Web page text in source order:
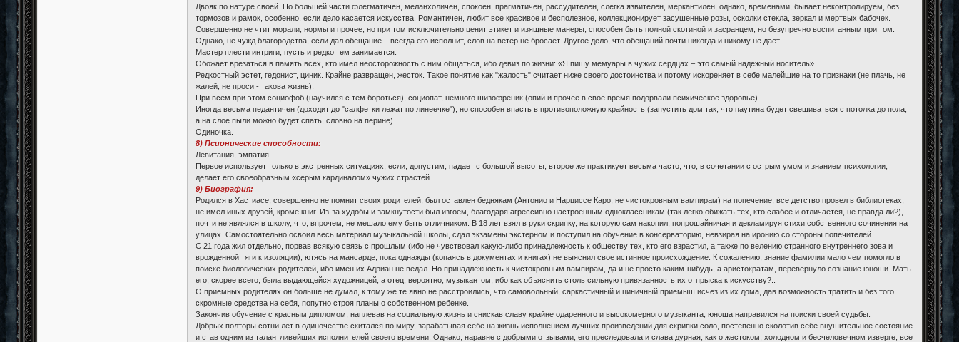
Двояк по натуре своей. По большей части флегматичен, меланхоличен, спокоен, прагматичен, рассудителен, слегка язвителен, меркантилен, однако, временами, бывает неконтролируем, без
тормозов и рамок, особенно, если дело касается искусства. Романтичен, любит все красивое и бесполезное, коллекционирует засушенные розы, осколки стекла, зеркал и мертвых бабочек.
Совершенно не чтит морали, нормы и прочее, но при том исключительно ценит этикет и изящные манеры, способен быть полной скотиной и засранцем, но безупречно воспитанным при том.
Однако, не чужд благородства, если дал обещание – всегда его исполнит, слов на ветер не бросает. Другое дело, что обещаний почти никогда и никому не дает…
Мастер плести интриги, пусть и редко тем занимается.
Обожает врезаться в память всех, кто имел неосторожность с ним общаться, ибо девиз по жизни: «Я пишу мемуары в чужих сердцах – это самый надежный носитель».
Редкостный эстет, гедонист, циник. Крайне развращен, жесток. Такое понятие как "жалость" считает ниже своего достоинства и потому искореняет в себе малейшие на то признаки (не плачь, не
жалей, не проси - такова жизнь).
При всем при этом социофоб (научился с тем бороться), социопат, немного шизофреник (опий и прочее в свое время подорвали психическое здоровье).
Иногда весьма педантичен (доходит до "салфетки лежат по линеечке"), но способен впасть в противоположную крайность (запустить дом так, что паутина будет свешиваться с потолка до пола,
а на слое пыли можно будет спать, словно на перине).
Одиночка.
8) Псионические способности:
Левитация, эмпатия.
Первое использует только в экстренных ситуациях, если, допустим, падает с большой высоты, второе же практикует весьма часто, что, в сочетании с острым умом и знанием психологии,
делает его своеобразным «серым кардиналом» чужих страстей.
9) Биография:
Родился в Хастиасе, совершенно не помнит своих родителей, был оставлен беднякам (Антонио и Нарциссе Каро, не чистокровным вампирам) на попечение, все детство провел в библиотеках,
не имел иных друзей, кроме книг. Из-за худобы и замкнутости был изгоем, благодаря агрессивно настроенным одноклассникам (так легко обижать тех, кто слабее и отличается, не правда ли?),
почти не являлся в школу, что, впрочем, не мешало ему быть отличником. В 18 лет взял в руки скрипку, на которую сам накопил, попрошайничая и декламируя стихи собственного сочинения на
улицах. Самостоятельно освоил весь материал музыкальной школы, сдал экзамены экстерном и поступил на обучение в консерваторию, невзирая на иронию со стороны попечителей.
С 21 года жил отдельно, порвав всякую связь с прошлым (ибо не чувствовал какую-либо принадлежность к обществу тех, кто его взрастил, а также по велению странного внутреннего зова и
врожденной тяги к изоляции), ютясь на мансарде, пока однажды (копаясь в документах и книгах) не выяснил свое истинное происхождение. К сожалению, знание фамилии мало чем помогло в
поиске биологических родителей, ибо имен их Адриан не ведал. Но принадлежность к чистокровным вампирам, да и не просто каким-нибудь, а аристократам, перевернуло сознание юноши. Мать
его, скорее всего, была выдающейся художницей, а отец, вероятно, музыкантом, ибо как объяснить столь сильную привязанность их отпрыска к искусству?..
О приемных родителях он больше не думал, к тому же те явно не расстроились, что самовольный, саркастичный и циничный приемыш исчез из их дома, дав возможность тратить и без того
скромные средства на себя, попутно строя планы о собственном ребенке.
Закончив обучение с красным дипломом, наплевав на социальную жизнь и снискав славу крайне одаренного и высокомерного музыканта, юноша направился на поиски своей судьбы.
Добрых полторы сотни лет в одиночестве скитался по миру, зарабатывая себе на жизнь исполнением лучших произведений для скрипки соло, постепенно сколотив себе внушительное состояние
и став одним из талантливейших исполнителей своего времени. Однако, наравне с добрыми отзывами, его преследовала и слава дурная, как о жестоком, холодном и бесчеловечном изверге, все